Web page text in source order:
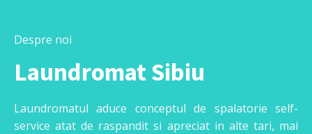
Despre noi
Laundromat Sibiu
Laundromatul aduce conceptul de spalatorie self-
service atat de raspandit si apreciat in alte tari, mai